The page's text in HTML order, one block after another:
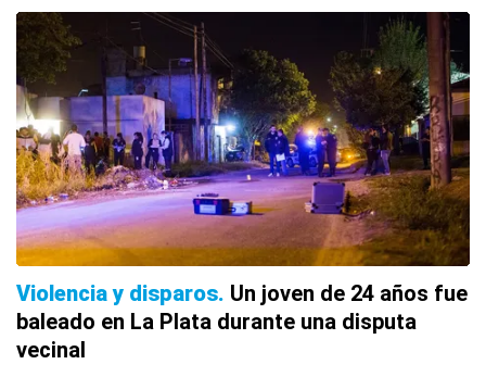
Violencia y disparos Un joven de 24 años fue
baleado en La Plata durante una disputa
vecinal